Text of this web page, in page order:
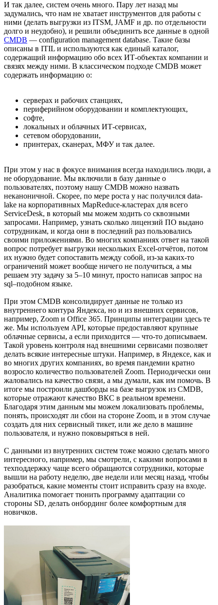
И так далее, систем очень много. Пару лет назад мы
задумались, что нам не хватает инструментов для работы с
ними (делать выгрузки из ITSM, JAMF и др. по отдельности
долго и неудобно), и решили объединить все данные в одной
CMDB — configuration management database. Такие базы
описаны в ITIL и используются как единый каталог,
содержащий информацию обо всех ИТ-объектах компании и
связях между ними. В классическом подходе CMDB может
содержать информацию о:
серверах и рабочих станциях,
периферийном оборудовании и комплектующих,
софте,
локальных и облачных ИТ-сервисах,
сетевом оборудовании,
принтерах, сканерах, МФУ и так далее.
При этом у нас в фокусе внимания всегда находились люди, а
не оборудование. Мы включили в базу данные о
пользователях, поэтому нашу CMDB можно назвать
неканоничной. Скорее, по мере роста у нас получился data-
lake на корпоративных MapReduce-кластерах для всего
ServiceDesk, в который мы можем ходить со сквозными
запросами. Например, узнать сколько лицензий ПО выдано
сотрудникам, и когда они в последний раз пользовались
своими приложениями. Во многих компаниях ответ на такой
вопрос потребует выгрузки нескольких Excel-отчётов, потом
их нужно будет сопоставить между собой, из-за каких-то
ограничений может вообще ничего не получиться, а мы
решаем эту задачу за 5–10 минут, просто написав запрос на
sql–подобном языке.
При этом CMDB консолидирует данные не только из
внутреннего контура Яндекса, но и из внешних сервисов,
например, Zoom и Office 365. Принципы интеграции здесь те
же. Мы используем API, которые предоставляют крупные
облачные сервисы, а если приходится — что-то дописываем.
Такой уровень контроля над внешними сервисами позволяет
делать всякие интересные штуки. Например, в Яндексе, как и
во многих других компаниях, во время пандемии кратно
возросло количество пользователей Zoom. Периодически они
жаловались на качество связи, а мы думали, как им помочь. В
итоге мы построили дашборды на базе выгрузок из CMDB,
которые отражают качество ВКС в реальном времени.
Благодаря этим данным мы можем локализовать проблемы,
понять, происходят ли сбои на стороне Zoom, и в этом случае
создать для них сервисный тикет, или же дело в машине
пользователя, и нужно поковыряться в ней.
С данными из внутренних систем тоже можно сделать много
интересного, например, мы смотрели, с какими вопросами в
техподдержку чаще всего обращаются сотрудники, которые
вышли на работу неделю, две недели или месяц назад, чтобы
разобраться, какие моменты стоит исправить сразу на входе.
Аналитика помогает тюнить программу адаптации со
стороны SD, делать онбординг более комфортным для
новичков.